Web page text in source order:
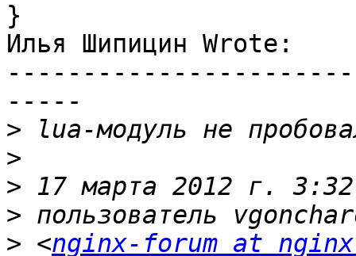
}
Илья Шипицин Wrote:
-----
>
>
>
>
> <nginx-forum at